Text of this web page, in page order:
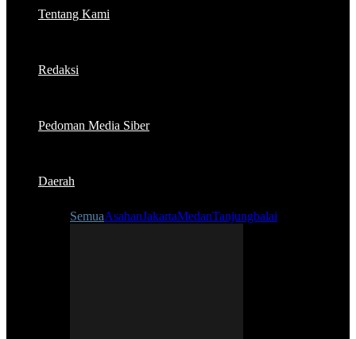
Tentang Kami
Redaksi
Pedoman Media Siber
Daerah
SemuaAsahanJakartaMedanTanjungbalai